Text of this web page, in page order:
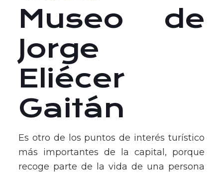
Museo de
Jorge
Eliécer
Gaitán
Es otro de los puntos de interés turístico
más importantes de la capital, porque
recoge parte de la vida de una persona